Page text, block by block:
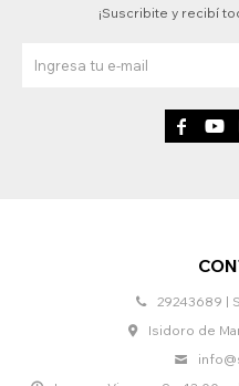
29243689 |
Isidoro de
¡Suscribite y recibí
 